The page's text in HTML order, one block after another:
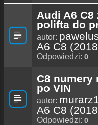
Audi A6
polifta do
autor:
A6 C8
Odpowiedzi: 0
C8 numery
po VIN
autor:
A6 C8
Odpowiedzi: 0